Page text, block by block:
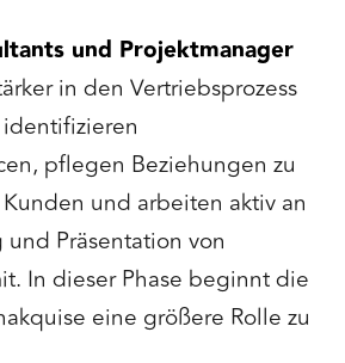
und Projektmanager
in den Vertriebsprozess
pflegen Beziehungen zu
und arbeiten aktiv an
Präsentation von
In dieser Phase beginnt die
eine größere Rolle zu